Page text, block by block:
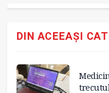
DIN ACEEAȘI